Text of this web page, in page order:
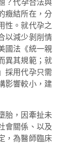
？代孕合法與
癥結所在，分
性。就代孕之
以減少剝削情
國法《統一親
異其規範；就
採用代孕只需
影響較小，建
胎，因牽扯未
會關係、以及
，為醫師臨床